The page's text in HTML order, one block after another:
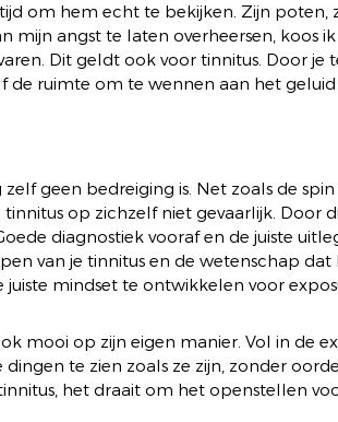
om hem echt te bekijken. Zijn poten,
mijn angst te laten overheersen, koos
Dit geldt ook voor tinnitus. Door je
de ruimte om te wennen aan het
geen bedreiging is. Net zoals de
op zichzelf niet gevaarlijk. Door
diagnostiek vooraf en de juiste
van je tinnitus en de wetenschap dat
mindset te ontwikkelen voor
mooi op zijn eigen manier. Vol in de
te zien zoals ze zijn, zonder
het draait om het openstellen